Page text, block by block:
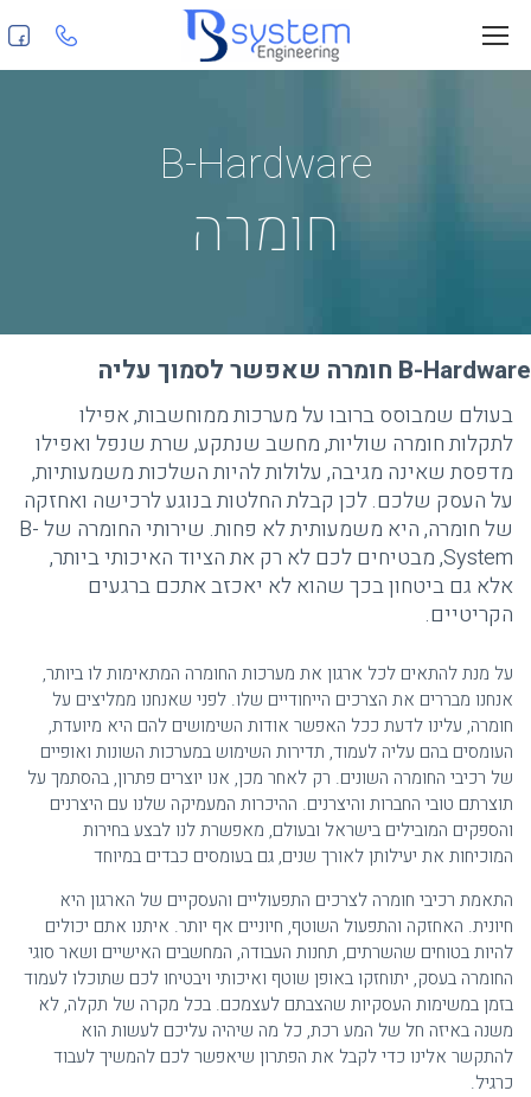
B-Hardware
חומרה
B-Hardware חומרה שאפשר לסמוך עליה
בעולם שמבוסס ברובו על מערכות ממוחשבות, אפילו
לתקלות חומרה שוליות, מחשב שנתקע, שרת שנפל ואפילו
מדפסת שאינה מגיבה, עלולות להיות השלכות משמעותיות,
על העסק שלכם. לכן קבלת החלטות בנוגע לרכישה ואחזקה
של חומרה, היא משמעותית לא פחות. שירותי החומרה של B-
System, מבטיחים לכם לא רק את הציוד האיכותי ביותר,
אלא גם ביטחון בכך שהוא לא יאכזב אתכם ברגעים
הקריטיים.
על מנת להתאים לכל ארגון את מערכות החומרה המתאימות לו ביותר,
אנחנו מבררים את הצרכים הייחודיים שלו. לפני שאנחנו ממליצים על
חומרה, עלינו לדעת ככל האפשר אודות השימושים להם היא מיועדת,
העומסים בהם עליה לעמוד, תדירות השימוש במערכות השונות ואופיים
של רכיבי החומרה השונים. רק לאחר מכן, אנו יוצרים פתרון, בהסתמך על
תוצרתם טובי החברות והיצרנים. ההיכרות המעמיקה שלנו עם היצרנים
והספקים המובילים בישראל ובעולם, מאפשרת לנו לבצע בחירות
המוכיחות את יעילותן לאורך שנים, גם בעומסים כבדים במיוחד
התאמת רכיבי חומרה לצרכים התפעוליים והעסקיים של הארגון היא
חיונית. האחזקה והתפעול השוטף, חיוניים אף יותר. איתנו אתם יכולים
להיות בטוחים שהשרתים, תחנות העבודה, המחשבים האישיים ושאר סוגי
החומרה בעסק, יתוחזקו באופן שוטף ואיכותי ויבטיחו לכם שתוכלו לעמוד
בזמן במשימות העסקיות שהצבתם לעצמכם. בכל מקרה של תקלה, לא
משנה באיזה חל של המע רכת, כל מה שיהיה עליכם לעשות הוא
להתקשר אלינו כדי לקבל את הפתרון שיאפשר לכם להמשיך לעבוד
כרגיל.